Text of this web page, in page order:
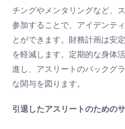
チングやメンタリングなど、
参加することで、アイデンテ
とができます。財務計画は安
を軽減します。定期的な身体
進し、アスリートのバックグ
な関与を図ります。
引退したアスリートのための